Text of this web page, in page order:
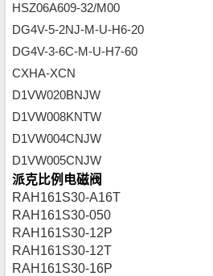
HSZ06A609-32/M00
DG4V-5-2NJ-M-U-H6-20
DG4V-3-6C-M-U-H7-60
CXHA-XCN
D1VW020BNJW
D1VW008KNTW
D1VW004CNJW
D1VW005CNJW
派克比例电磁阀
RAH161S30-A16T
RAH161S30-050
RAH161S30-12P
RAH161S30-12T
RAH161S30-16P